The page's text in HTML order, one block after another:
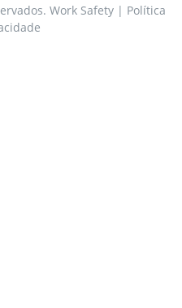
Work Safety | Política